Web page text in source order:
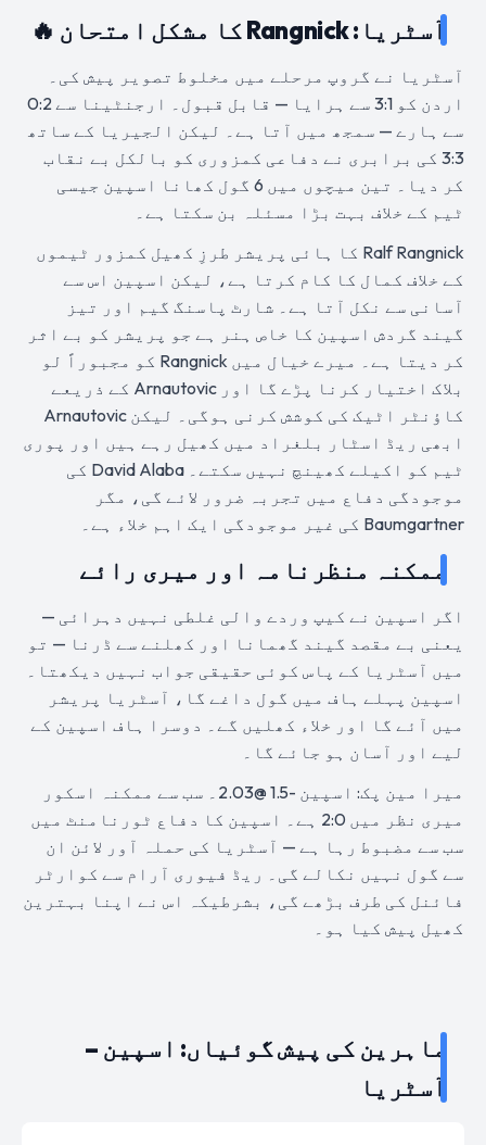
آسٹریا: Rangnick کا مشکل امتحان 🔥
آسٹریا نے گروپ مرحلے میں مخلوط تصویر پیش کی۔
اردن کو 3:1 سے ہرایا — قابل قبول۔ ارجنٹینا سے 0:2
سے ہارے — سمجھ میں آتا ہے۔ لیکن الجیریا کے ساتھ
3:3 کی برابری نے دفاعی کمزوری کو بالکل بے نقاب
کر دیا۔ تین میچوں میں 6 گول کھانا اسپین جیسی
ٹیم کے خلاف بہت بڑا مسئلہ بن سکتا ہے۔
Ralf Rangnick کا ہائی پریشر طرزِ کھیل کمزور ٹیموں
کے خلاف کمال کا کام کرتا ہے، لیکن اسپین اس سے
آسانی سے نکل آتا ہے۔ شارٹ پاسنگ گیم اور تیز
گیند گردش اسپین کا خاص ہنر ہے جو پریشر کو بے اثر
کر دیتا ہے۔ میرے خیال میں Rangnick کو مجبوراً لو
بلاک اختیار کرنا پڑے گا اور Arnautovic کے ذریعے
کاؤنٹر اٹیک کی کوشش کرنی ہوگی۔ لیکن Arnautovic
ابھی ریڈ اسٹار بلغراد میں کھیل رہے ہیں اور پوری
ٹیم کو اکیلے کھینچ نہیں سکتے۔ David Alaba کی
موجودگی دفاع میں تجربہ ضرور لائے گی، مگر
Baumgartner کی غیر موجودگی ایک اہم خلاء ہے۔
ممکنہ منظرنامہ اور میری رائے
اگر اسپین نے کیپ وردے والی غلطی نہیں دہرائی —
یعنی بے مقصد گیند گھمانا اور کھلنے سے ڈرنا — تو
میں آسٹریا کے پاس کوئی حقیقی جواب نہیں دیکھتا۔
اسپین پہلے ہاف میں گول داغے گا، آسٹریا پریشر
میں آئے گا اور خلاء کھلیں گے۔ دوسرا ہاف اسپین کے
لیے اور آسان ہو جائے گا۔
میرا مین پک: اسپین -1.5 @2.03۔ سب سے ممکنہ اسکور
میری نظر میں 2:0 ہے۔ اسپین کا دفاع ٹورنامنٹ میں
سب سے مضبوط رہا ہے — آسٹریا کی حملہ آور لائن ان
سے گول نہیں نکالے گی۔ ریڈ فیوری آرام سے کوارٹر
فائنل کی طرف بڑھے گی، بشرطیکہ اس نے اپنا بہترین
کھیل پیش کیا ہو۔
ماہرین کی پیش گوئیاں: اسپین –
آسٹریا